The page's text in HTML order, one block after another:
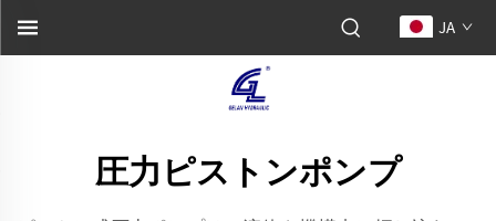
JA
圧力ピストンポンプ